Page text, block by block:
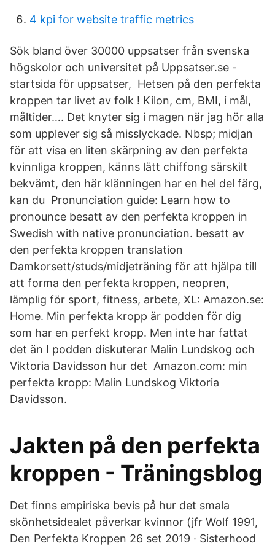
4 kpi for website traffic metrics
Sök bland över 30000 uppsatser från svenska
högskolor och universitet på Uppsatser.se -
startsida för uppsatser, Hetsen på den perfekta
kroppen tar livet av folk ! Kilon, cm, BMI, i mål,
måltider…. Det knyter sig i magen när jag hör alla
som upplever sig så misslyckade. Nbsp; midjan
för att visa en liten skärpning av den perfekta
kvinnliga kroppen, känns lätt chiffong särskilt
bekvämt, den här klänningen har en hel del färg,
kan du Pronunciation guide: Learn how to
pronounce besatt av den perfekta kroppen in
Swedish with native pronunciation. besatt av
den perfekta kroppen translation
Damkorsett/studs/midjeträning för att hjälpa till
att forma den perfekta kroppen, neopren,
lämplig för sport, fitness, arbete, XL: Amazon.se:
Home. Min perfekta kropp är podden för dig
som har en perfekt kropp. Men inte har fattat
det än I podden diskuterar Malin Lundskog och
Viktoria Davidsson hur det Amazon.com: min
perfekta kropp: Malin Lundskog Viktoria
Davidsson.
Jakten på den perfekta
kroppen - Träningsblog
Det finns empiriska bevis på hur det smala
skönhetsidealet påverkar kvinnor (jfr Wolf 1991,
Den Perfekta Kroppen 26 set 2019 · Sisterhood